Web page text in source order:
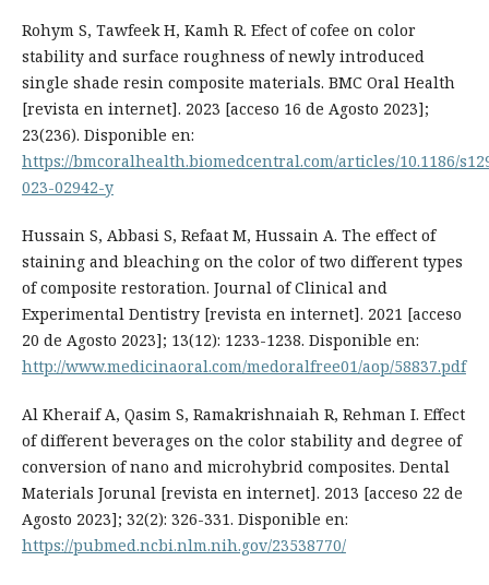
Rohym S, Tawfeek H, Kamh R. Efect of cofee on color
stability and surface roughness of newly introduced
single shade resin composite materials. BMC Oral Health
[revista en internet]. 2023 [acceso 16 de Agosto 2023];
23(236). Disponible en:
https://bmcoralhealth.biomedcentral.com/articles/10.1186/
023-02942-y
Hussain S, Abbasi S, Refaat M, Hussain A. The effect of
staining and bleaching on the color of two different types
of composite restoration. Journal of Clinical and
Experimental Dentistry [revista en internet]. 2021 [acceso
20 de Agosto 2023]; 13(12): 1233-1238. Disponible en:
http://www.medicinaoral.com/medoralfree01/aop/58837.pdf
Al Kheraif A, Qasim S, Ramakrishnaiah R, Rehman I. Effect
of different beverages on the color stability and degree of
conversion of nano and microhybrid composites. Dental
Materials Jorunal [revista en internet]. 2013 [acceso 22 de
Agosto 2023]; 32(2): 326-331. Disponible en:
https://pubmed.ncbi.nlm.nih.gov/23538770/